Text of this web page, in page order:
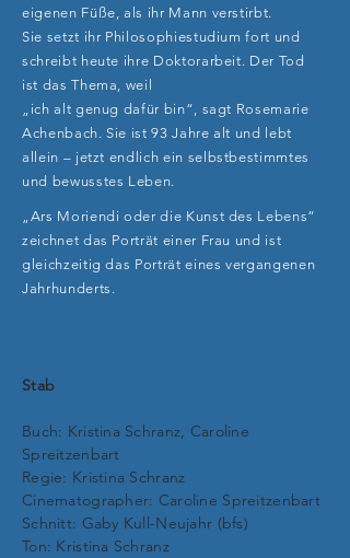
eigenen Füße, als ihr Mann verstirbt.
Sie setzt ihr Philosophiestudium fort und
schreibt heute ihre Doktorarbeit. Der Tod
ist das Thema, weil
„ich alt genug dafür bin“, sagt Rosemarie
Achenbach. Sie ist 93 Jahre alt und lebt
allein – jetzt endlich ein selbstbestimmtes
und bewusstes Leben.
„Ars Moriendi oder die Kunst des Lebens“
zeichnet das Porträt einer Frau und ist
gleichzeitig das Porträt eines vergangenen
Jahrhunderts.
Stab
Buch: Kristina Schranz, Caroline
Spreitzenbart
Regie: Kristina Schranz
Cinematographer: Caroline Spreitzenbart
Schnitt: Gaby Kull-Neujahr (bfs)
Ton: Kristina Schranz